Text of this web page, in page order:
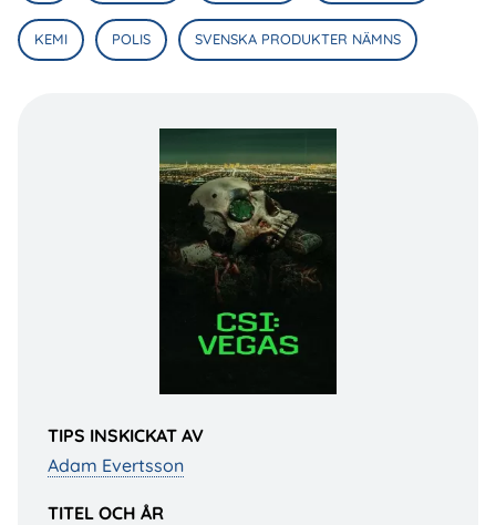
KEMI POLIS SVENSKA PRODUKTER NÄMNS
TIPS INSKICKAT AV
Adam Evertsson
TITEL OCH ÅR